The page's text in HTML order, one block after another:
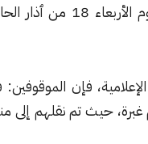
السورية بتوقيف ثلاثة أشخاص، اليوم الأربعاء 18 من ٱذار الحالي، في بلدة
الموقوفين: فداء غسان
تم نقلهم إلى منطقة بصرى